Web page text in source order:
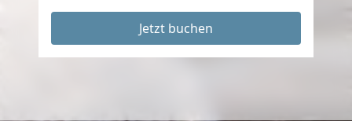
Jetzt buchen